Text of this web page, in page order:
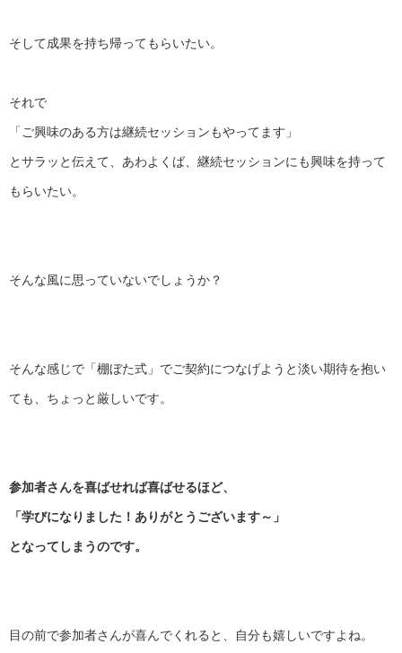
そして成果を持ち帰ってもらいたい。
それで
「ご興味のある方は継続セッションもやってます」
とサラッと伝えて、あわよくば、 継続セッションにも興味を持って
もらいたい。
そんな風に思っていないでしょうか？
そんな感じで「棚ぼた式」 でご契約につなげようと淡い期待を抱い
ても、 ちょっと厳しいです。
参加者さんを喜ばせれば喜ばせるほど、
「学びになりました！ありがとうございます～」
となってしまうのです。
目の前で参加者さんが喜んでくれると、自分も嬉しいですよね。